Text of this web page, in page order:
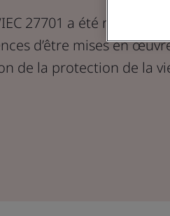
IEC 27701 a été révisée
d’être mises en
de la protection de la